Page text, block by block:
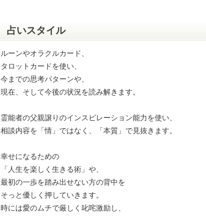
占いスタイル
ルーンやオラクルカード、
タロットカードを使い、
今までの思考パターンや、
現在、そして今後の状況を読み解きます。
霊能者の父親譲りのインスピレーション能力を使い、
相談内容を「情」ではなく、「本質」で見抜きます。
幸せになるための
「人生を楽しく生きる術」や、
最初の一歩を踏み出せない方の背中を
そっと優しく押していきます。
時には愛のムチで厳しく叱咤激励し、